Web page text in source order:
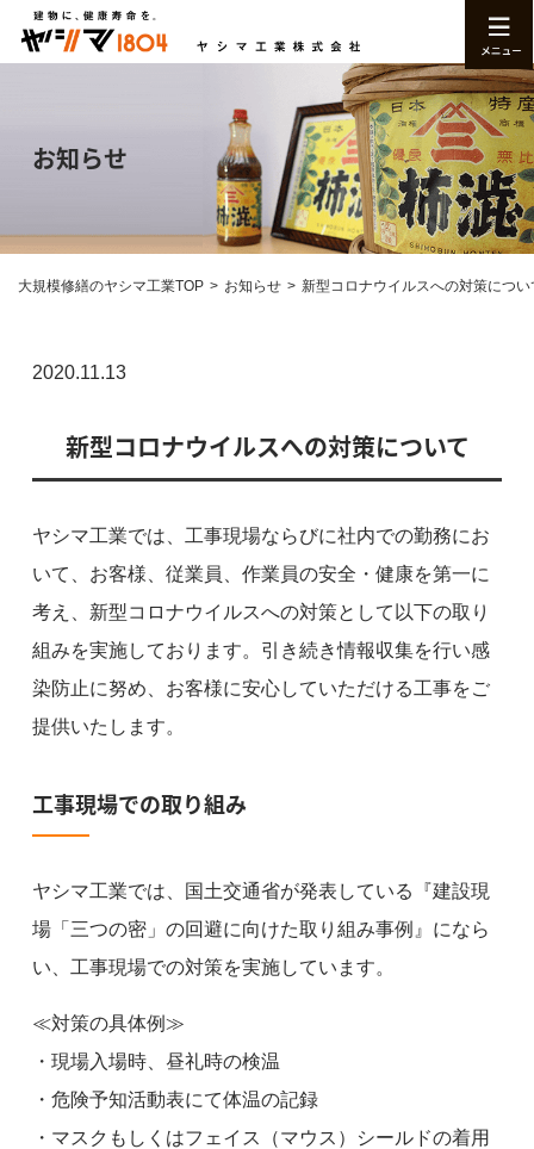
お知らせ
大規模修繕のヤシマ工業TOP お知らせ 新型コロナウイルスへの対策につい
2020.11.13
新型コロナウイルスへの対策について
ヤシマ工業では、工事現場ならびに社内での勤務にお
いて、お客様、従業員、作業員の安全・健康を第一に
考え、新型コロナウイルスへの対策として以下の取り
組みを実施しております。引き続き情報収集を行い感
染防止に努め、お客様に安心していただける工事をご
提供いたします。
工事現場での取り組み
ヤシマ工業では、国土交通省が発表している『建設現
場「三つの密」の回避に向けた取り組み事例』になら
い、工事現場での対策を実施しています。
≪対策の具体例≫
・現場入場時、昼礼時の検温
・危険予知活動表にて体温の記録
・マスクもしくはフェイス（マウス）シールドの着用